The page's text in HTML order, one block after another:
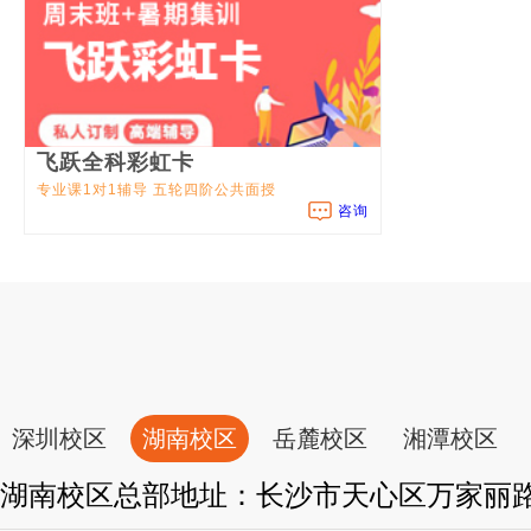
飞跃全科彩虹卡
专业课1对1辅导 五轮四阶公共面授
咨询
深圳校区 湖南校区 岳麓校区 湘潭校区
湖南校区总部地址：长沙市天心区万家丽